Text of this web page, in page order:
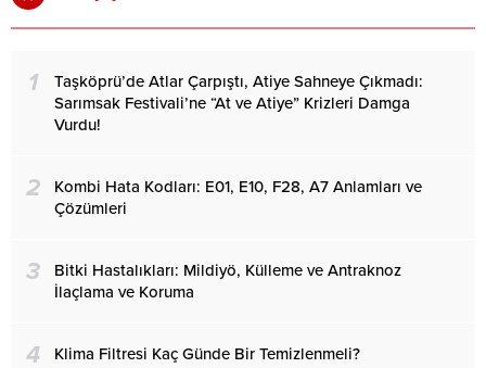
1
Taşköprü’de Atlar Çarpıştı, Atiye Sahneye Çıkmadı:
Sarımsak Festivali’ne “At ve Atiye” Krizleri Damga
Vurdu!
2
Kombi Hata Kodları: E01, E10, F28, A7 Anlamları ve
Çözümleri
3
Bitki Hastalıkları: Mildiyö, Külleme ve Antraknoz
İlaçlama ve Koruma
4 Klima Filtresi Kaç Günde Bir Temizlenmeli?